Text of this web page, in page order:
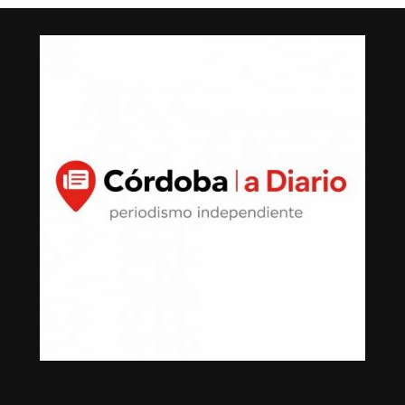
Para ello, realizó tres pagos de contado por 113 mil, 12
parte de una gran finca de descanso del líder sindical
que abarca casi una cuadra completa, con muros
reforzados, cámaras de CCTV, malla de seguridad y